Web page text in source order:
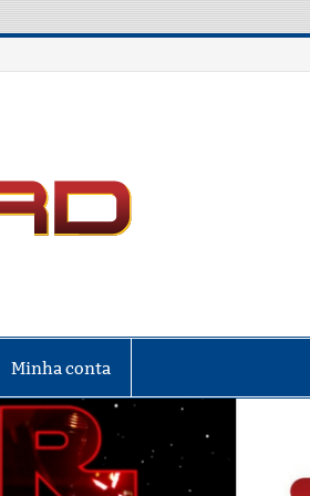
Minha conta